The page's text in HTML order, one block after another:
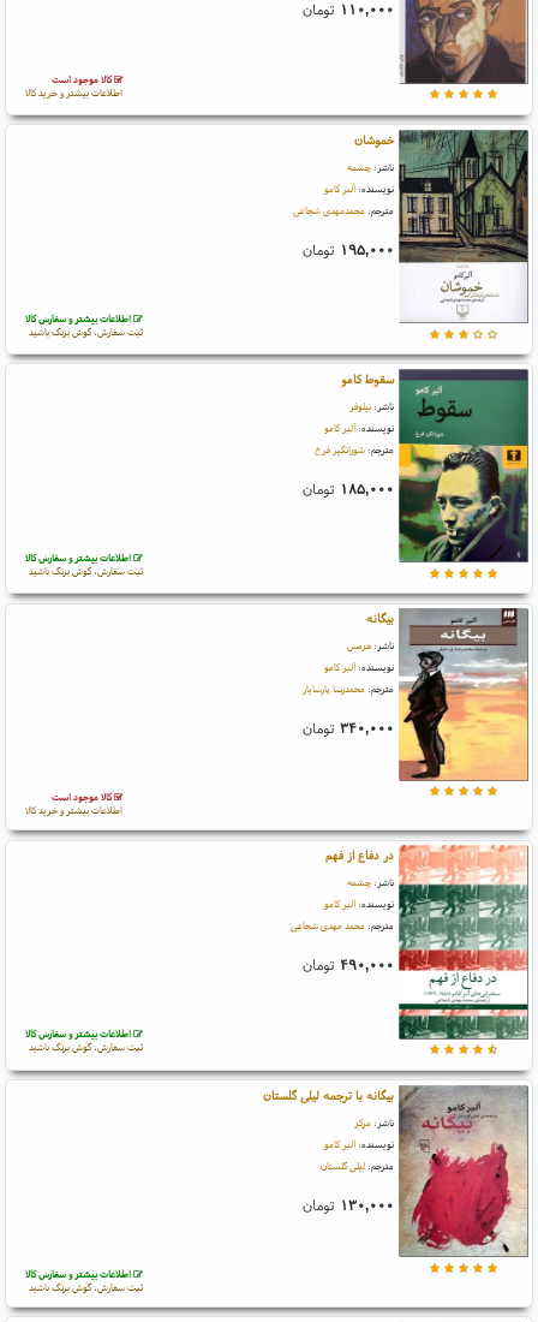
۱۱۰,۰۰۰ تومان
کالا موجود است
اطلاعات بیشتر و خرید کالا
خموشان
ناشر: چشمه
نویسنده: آلبر کامو
مترجم: محمدمهدی شجاعی
۱۹۵,۰۰۰ تومان
اطلاعات بیشتر و سفارش کالا
ثبت سفارش، گوش بزنگ باشید
سقوط کامو
ناشر: نیلوفر
نویسنده: آلبر کامو
مترجم: شورانگیز فرخ
۱۸۵,۰۰۰ تومان
اطلاعات بیشتر و سفارش کالا
ثبت سفارش، گوش بزنگ باشید
بیگانه
ناشر: هرمس
نویسنده: آلبر کامو
مترجم: محمدرضا پارسایار
۳۴۰,۰۰۰ تومان
کالا موجود است
اطلاعات بیشتر و خرید کالا
در دفاع از فهم
ناشر: چشمه
نویسنده: آلبر کامو
مترجم: محمد مهدی شجاعی
۴۹۰,۰۰۰ تومان
اطلاعات بیشتر و سفارش کالا
ثبت سفارش، گوش بزنگ باشید
بیگانه با ترجمه لیلی گلستان
ناشر: مرکز
نویسنده: آلبر کامو
مترجم: لیلی گلستان
۱۳۰,۰۰۰ تومان
اطلاعات بیشتر و سفارش کالا
ثبت سفارش، گوش بزنگ باشید